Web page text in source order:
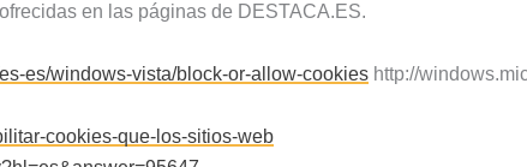
en las páginas de DESTACA.ES.
es/windows-vista/block-or-allow-cookies http://
cookies-que-los-sitios-web